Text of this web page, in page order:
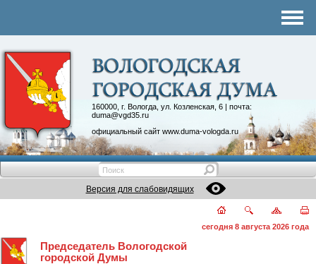
160000, г. Вологда, ул. Козленская, 6 | почта:
duma@vgd35.ru
официальный сайт www.duma-vologda.ru
Контакты
Депутатские объединения
Версия для слабовидящих
сегодня 8 августа 2026 года
Председатель Вологодской
городской Думы